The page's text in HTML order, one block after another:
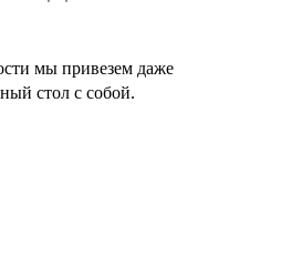
мы привезем даже
стол с собой.